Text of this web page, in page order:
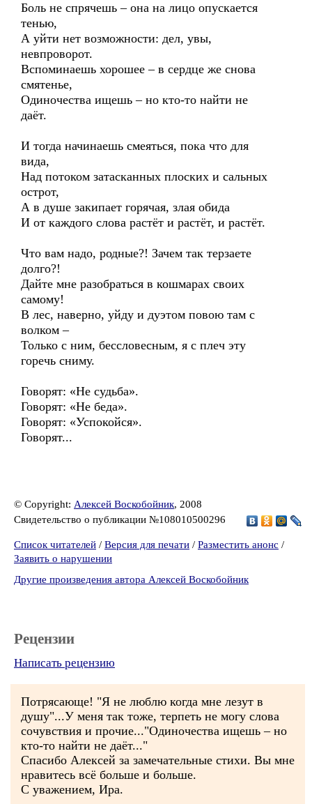
Боль не спрячешь – она на лицо опускается
тенью,
А уйти нет возможности: дел, увы,
невпроворот.
Вспоминаешь хорошее – в сердце же снова
смятенье,
Одиночества ищешь – но кто-то найти не
даёт.
И тогда начинаешь смеяться, пока что для
вида,
Над потоком затасканных плоских и сальных
острот,
А в душе закипает горячая, злая обида
И от каждого слова растёт и растёт, и растёт.
Что вам надо, родные?! Зачем так терзаете
долго?!
Дайте мне разобраться в кошмарах своих
самому!
В лес, наверно, уйду и дуэтом повою там с
волком –
Только с ним, бессловесным, я с плеч эту
горечь сниму.
Говорят: «Не судьба».
Говорят: «Не беда».
Говорят: «Успокойся».
Говорят...
© Copyright: Алексей Воскобойник, 2008
Свидетельство о публикации №108010500296
Список читателей / Версия для печати / Разместить анонс /
Заявить о нарушении
Другие произведения автора Алексей Воскобойник
Рецензии
Написать рецензию
Потрясающе! "Я не люблю когда мне лезут в
душу"...У меня так тоже, терпеть не могу слова
сочувствия и прочие..."Одиночества ищешь – но
кто-то найти не даёт..."
Спасибо Алексей за замечательные стихи. Вы мне
нравитесь всё больше и больше.
С уважением, Ира.